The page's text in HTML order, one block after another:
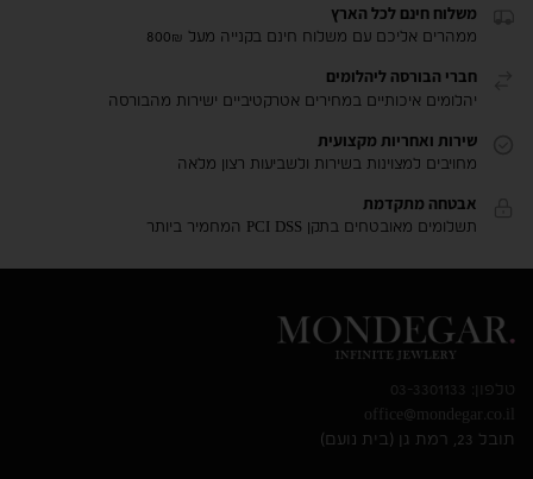
משלוח חינם לכל הארץ
ממהרים אליכם עם משלוח חינם בקנייה מעל 800₪
חברי הבורסה ליהלומים
יהלומים איכותיים במחירים אטרקטיביים ישירות מהבורסה
שירות ואחריות מקצועית
מחויבים למצוינות בשירות ולשביעות רצון מלאה
אבטחה מתקדמת
תשלומים מאובטחים בתקן PCI DSS המחמיר ביותר
טלפון: 03-3301133
office@mondegar.co.il
תובל 23, רמת גן (בית נועם)